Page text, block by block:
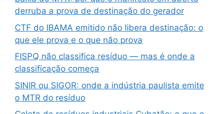
derruba a prova de destinação do gerador
CTF do IBAMA emitido não libera destinação: o
que ele prova e o que não prova
FISPQ não classifica resíduo — mas é onde a
classificação começa
SINIR ou SIGOR: onde a indústria paulista emite
o MTR do resíduo